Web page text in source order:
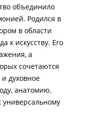
объединило
Родился в
в области
к искусству. Его
а
сочетаются
духовное
анатомию,
универсальному